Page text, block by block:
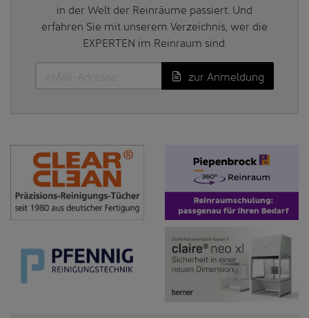
in der Welt der Reinräume passiert. Und
erfahren Sie mit unserem Verzeichnis, wer die
EXPERTEN im Reinraum sind.
zur Anmeldung